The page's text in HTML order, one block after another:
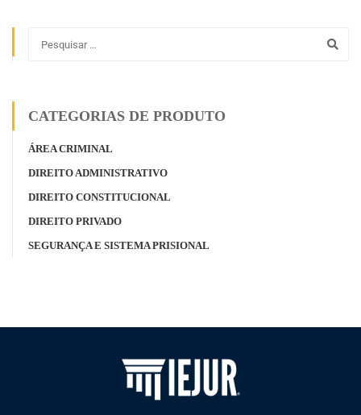
CATEGORIAS DE PRODUTO
ÁREA CRIMINAL
DIREITO ADMINISTRATIVO
DIREITO CONSTITUCIONAL
DIREITO PRIVADO
SEGURANÇA E SISTEMA PRISIONAL